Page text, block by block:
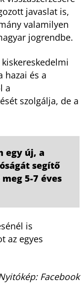
javaslat is,
valamilyen
jogrendbe.
hazai és a
a
szolgálja, de a
egy új, a
segítő
5-7 éves
is
az egyes
Facebook